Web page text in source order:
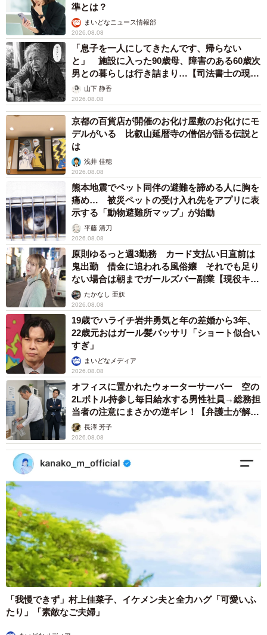
準とは？
まいどなニュース情報部
2026.08.08
「息子を一人にしてきたんです、帰らない
と」 施設に入った90歳母、障害のある60歳次
男との暮らしは行き詰まり…【司法書士の現場
から】山下 静香
2026.08.08
京都の百貨店が開催のお化け屋敷のお化けにモ
デルがいる 比叡山延暦寺の僧侶が語る伝説と
は
浅井 佳穂
2026.08.08
熊本地震でペット同伴の避難を諦める人に胸を
痛め… 被災ペットの受け入れ先をアプリに表
示する「動物避難所マップ」が始動
平藤 清刀
2026.08.08
原則ゆるっと週3勤務 カード支払い日直前は
鬼出勤 借金に追われる風俗嬢 それでも足り
ない場合は朝までガールズバー副業【現役キャ
ストに取材】
たかなし 亜妖
2026.08.08
19歳でハライチ岩井勇気と年の差婚から3年、
22歳元おはガール髪バッサリ「ショート似合い
すぎ」
まいどなメディア
2026.08.08
オフィスに置かれたウォーターサーバー 空の
2Lボトル持参し毎日給水する男性社員→総務担
当者の注意にまさかの逆ギレ！【弁護士が解
説】長澤 芳子
2026.08.08
「我慢できず」村上佳菜子、イケメン夫と全力ハグ「可愛いふ
たり」「素敵なご夫婦」